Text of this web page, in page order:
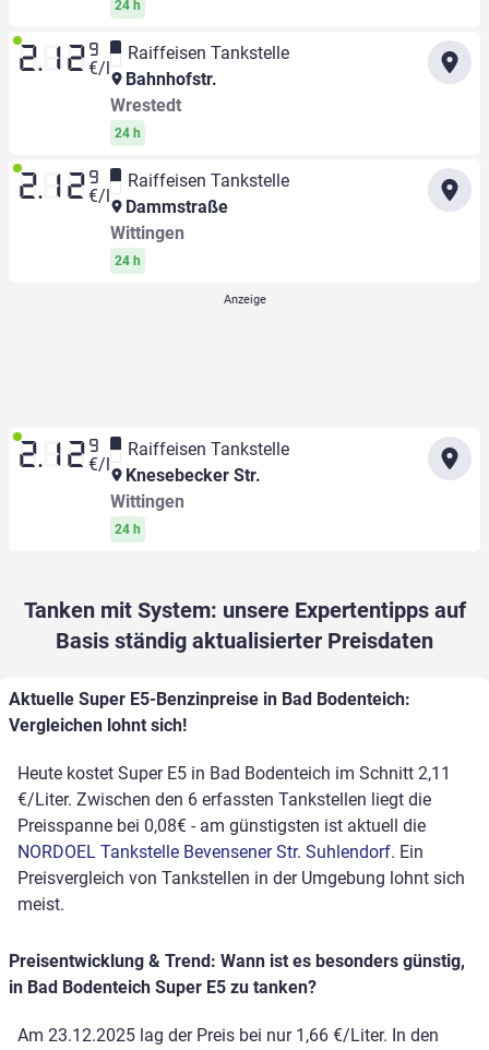
24 h
2.12 9
€/l
Raiffeisen Tankstelle
Bahnhofstr.
Wrestedt
24 h
2.12 9
€/l
Raiffeisen Tankstelle
Dammstraße
Wittingen
24 h
2.12 9
€/l
Raiffeisen Tankstelle
Knesebecker Str.
Wittingen
24 h
Tanken mit System: unsere Expertentipps auf
Basis ständig aktualisierter Preisdaten
Aktuelle Super E5-Benzinpreise in Bad Bodenteich:
Vergleichen lohnt sich!
Heute kostet Super E5 in Bad Bodenteich im Schnitt 2,11
€/Liter. Zwischen den 6 erfassten Tankstellen liegt die
Preisspanne bei 0,08€ - am günstigsten ist aktuell die
NORDOEL Tankstelle Bevensener Str. Suhlendorf. Ein
Preisvergleich von Tankstellen in der Umgebung lohnt sich
meist.
Preisentwicklung & Trend: Wann ist es besonders günstig,
in Bad Bodenteich Super E5 zu tanken?
Am 23.12.2025 lag der Preis bei nur 1,66 €/Liter. In den